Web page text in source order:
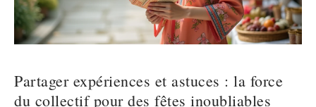
Partager expériences et astuces : la force
du collectif pour des fêtes inoubliables